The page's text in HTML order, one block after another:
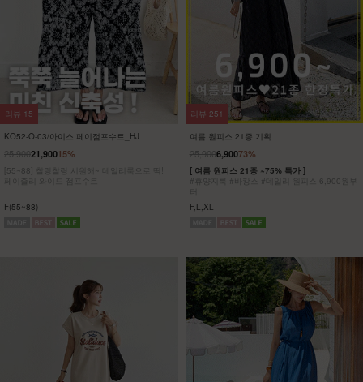
KO32-T-01/파리 호일프린팅 반팔티
75%
23,9005,900
[ 한정수량 특가 ]
[55~120] 유니크한 골드 프린팅!! 반팔티/박시
F(55~77),L(88~100),XL(110~120)
리뷰 8
KO62-T-20/위겟 박스반팔티_DY
19,900
[55-100] 가볍고 시원한 원단은 물론
피부에 달라붙지 않아 하루종일 쾌적해!
F,L
리뷰 5